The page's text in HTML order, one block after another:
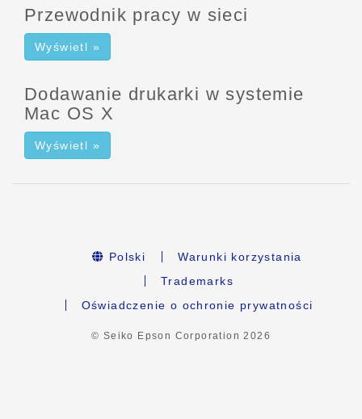
Przewodnik pracy w sieci
Wyświetl »
Dodawanie drukarki w systemie
Mac OS X
Wyświetl »
Polski
Warunki korzystania
Trademarks
Oświadczenie o ochronie prywatności
© Seiko Epson Corporation2026